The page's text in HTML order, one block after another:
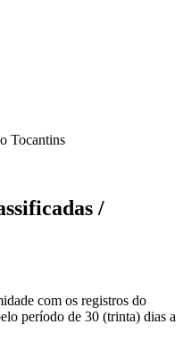
Tocantins
/
com os registros do
período de 30 (trinta) dias a